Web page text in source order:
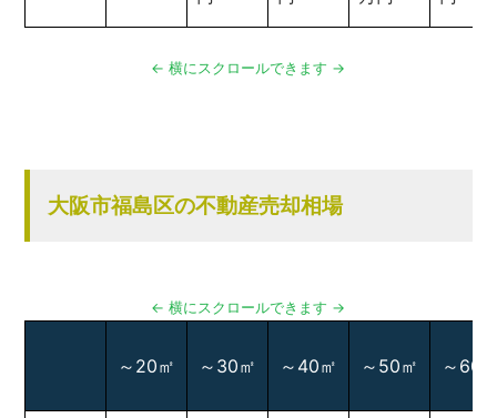
大阪市福島区の不動産売却相場
～20㎡ ～30㎡ ～40㎡ ～50㎡ ～60